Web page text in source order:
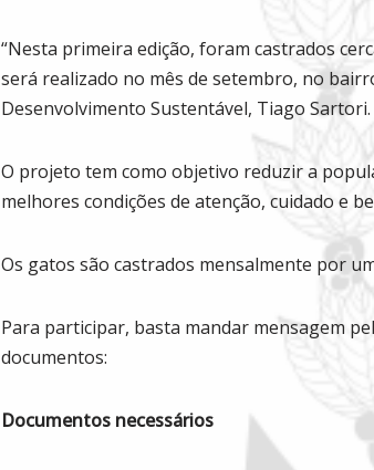
“Nesta primeira edição, foram castrados
será realizado no mês de setembro, no
Desenvolvimento Sustentável, Tiago Sartori.
O projeto tem como objetivo reduzir a
melhores condições de atenção, cuidado e
Os gatos são castrados mensalmente por
Para participar, basta mandar mensagem
documentos:
Documentos necessários